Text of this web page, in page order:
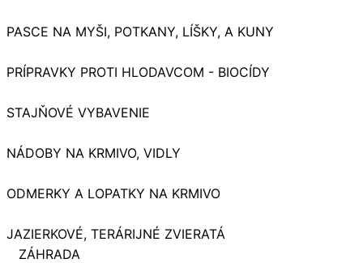
PASCE NA MYŠI, POTKANY, LÍŠKY, A KUNY
PRÍPRAVKY PROTI HLODAVCOM - BIOCÍDY
STAJŇOVÉ VYBAVENIE
NÁDOBY NA KRMIVO, VIDLY
ODMERKY A LOPATKY NA KRMIVO
JAZIERKOVÉ, TERÁRIJNÉ ZVIERATÁ
ZÁHRADA